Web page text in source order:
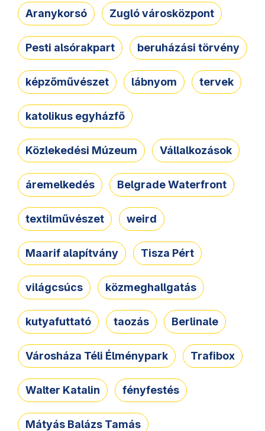
Aranykorsó Zugló városközpont
Pesti alsórakpart beruházási törvény
képzőművészet lábnyom tervek
katolikus egyházfő
Közlekedési Múzeum Vállalkozások
áremelkedés Belgrade Waterfront
textilművészet weird
Maarif alapítvány Tisza Pért
világcsúcs közmeghallgatás
kutyafuttató taozás Berlinale
Városháza Téli Élménypark Trafibox
Walter Katalin fényfestés
Mátyás Balázs Tamás